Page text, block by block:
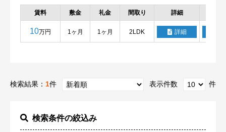
検索条件の絞込み
賃料 敷金 礼金 間取り 詳細
10万円 1ヶ月 1ヶ月 2LDK 詳細
検索結果： 1件 表示件数 件